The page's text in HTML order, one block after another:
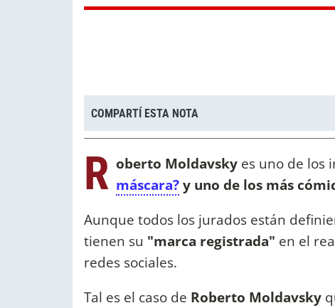
COMPARTÍ ESTA NOTA
R oberto Moldavsky es uno de los
máscara?y uno de los más
Aunque todos los jurados están
tienen su "marca registrada" en el
redes sociales.
Tal es el caso de Roberto Moldavsky